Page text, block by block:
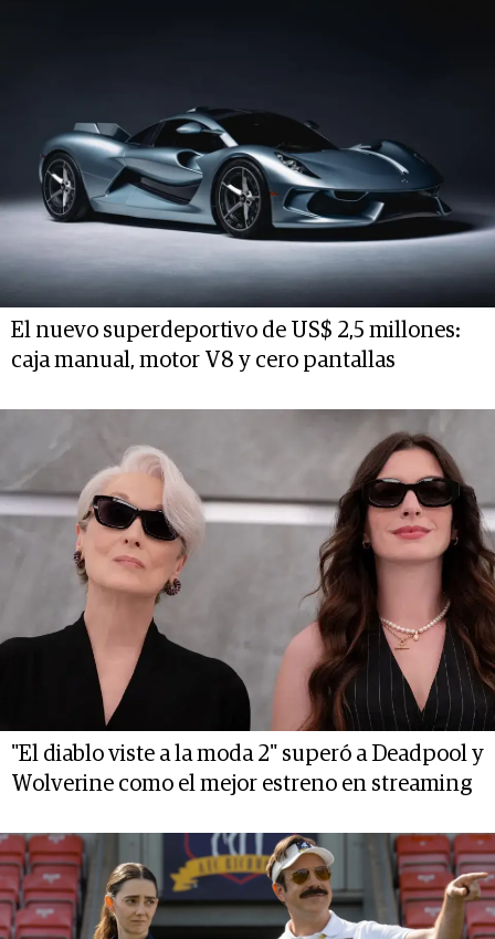
El nuevo superdeportivo de US$ 2,5 millones:
caja manual, motor V8 y cero pantallas
"El diablo viste a la moda 2" superó a Deadpool y
Wolverine como el mejor estreno en streaming